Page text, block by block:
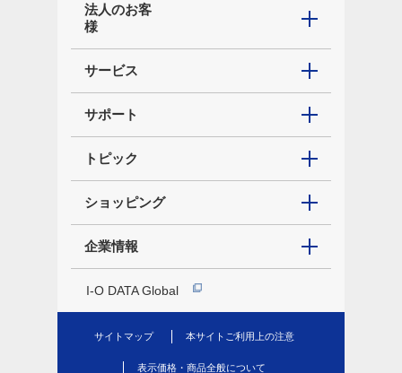
法人のお客
様
サービス
サポート
トピック
ショッピング
企業情報
I-O DATA Global
サイトマップ 本サイトご利用上の注意
表示価格・商品全般について